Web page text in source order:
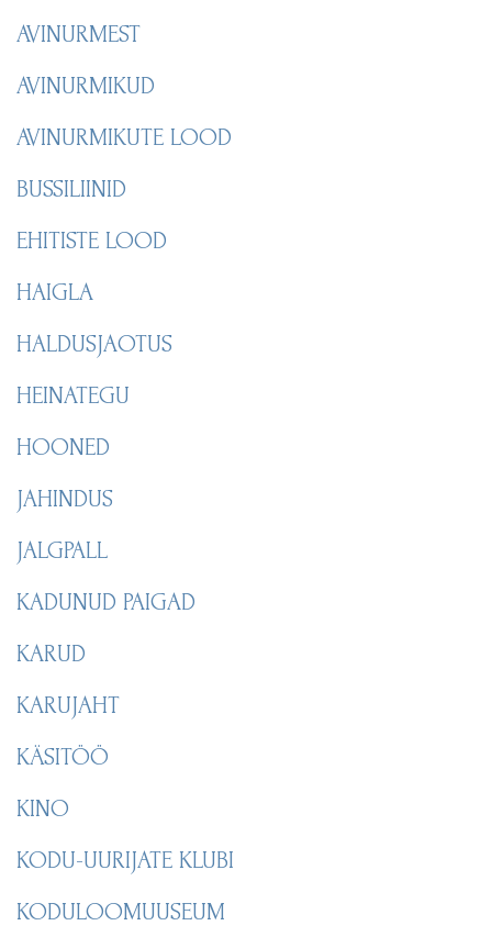
AVINURMEST
AVINURMIKUD
AVINURMIKUTE LOOD
BUSSILIINID
EHITISTE LOOD
HAIGLA
HALDUSJAOTUS
HEINATEGU
HOONED
JAHINDUS
JALGPALL
KADUNUD PAIGAD
KARUD
KARUJAHT
KÄSITÖÖ
KINO
KODU-UURIJATE KLUBI
KODULOOMUUSEUM